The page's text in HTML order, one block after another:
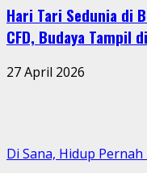
Hari Tari Sedunia di
CFD, Budaya Tampil
27 April 2026
Di Sana, Hidup